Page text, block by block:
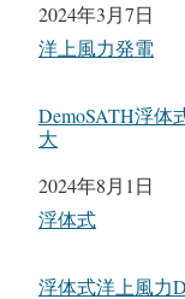
日付
2024年3月7日
関連理由
洋上風力発電
DemoSATH浮体
大
日付
2024年8月1日
関連理由
浮体式
浮体式洋上風力